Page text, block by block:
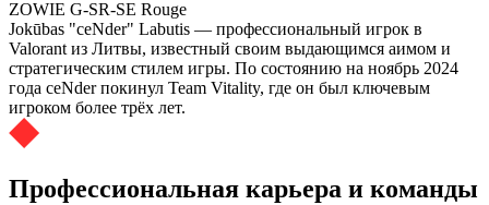
ZOWIE G-SR-SE Rouge
Jokūbas "ceNder" Labutis — профессиональный игрок в
Valorant из Литвы, известный своим выдающимся аимом и
стратегическим стилем игры. По состоянию на ноябрь 2024
года ceNder покинул Team Vitality, где он был ключевым
игроком более трёх лет.
Профессиональная карьера и команды